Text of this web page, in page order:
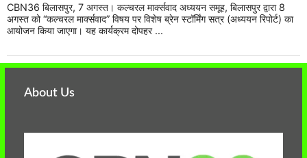
CBN36 बिलासपुर, 7 अगस्त। कल्चरल मार्क्सवाद अध्ययन समूह, बिलासपुर द्वारा 8
अगस्त को “कल्चरल मार्क्सवाद” विषय पर विशेष ब्रेन स्टॉर्मिंग सत्र (अध्ययन रिपोर्ट) का
आयोजन किया जाएगा। यह कार्यक्रम दोपहर ...
About Us